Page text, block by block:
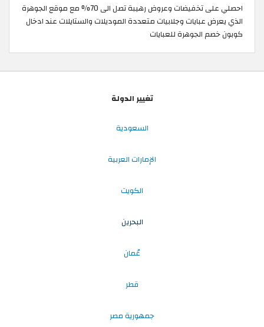
احصلي على تخفيضات وعروض رهيبة تصل الى 70% مع موقع الجوهرة
الذي يعرض عبايات وجلابيات متعددة الموديلات والستايلات عند ادخال
كوبون خصم الجوهرة للعبايات
تغيير الدولة
السعودية
الإمارات العربية
الكويت
البحرين
عُمان
قطر
جمهورية مصر